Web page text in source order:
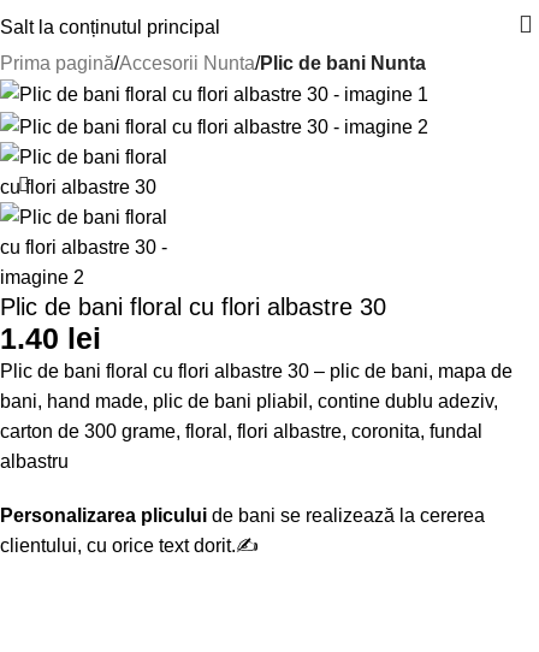
Salt la conținutul principal
Prima pagină Accesorii Nunta Plic de bani Nunta
Plic de bani floral cu flori albastre 30
1.40 lei
Plic de bani floral cu flori albastre 30 – plic de bani, mapa de
bani, hand made, plic de bani pliabil, contine dublu adeziv,
carton de 300 grame, floral, flori albastre, coronita, fundal
albastru
Personalizarea plicului de bani se realizează la cererea
clientului, cu orice text dorit.✍